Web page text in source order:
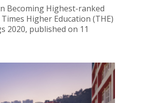
Becoming Highest-ranked
Higher Education (THE)
2020, published on 11